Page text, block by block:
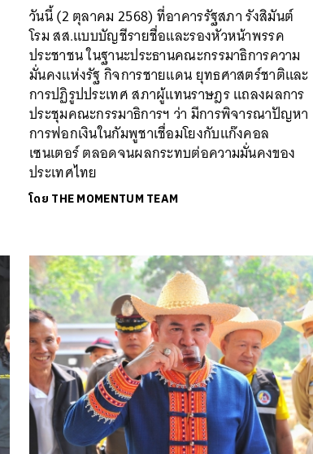
วันนี้ (2 ตุลาคม 2568) ที่อาคารรัฐสภา รังสิมันต์
โรม สส.แบบบัญชีรายชื่อและรองหัวหน้าพรรค
ประชาชน ในฐานะประธานคณะกรรมาธิการความ
มั่นคงแห่งรัฐ กิจการชายแดน ยุทธศาสตร์ชาติและ
การปฏิรูปประเทศ สภาผู้แทนราษฎร แถลงผลการ
ประชุมคณะกรรมาธิการฯ ว่า มีการพิจารณาปัญหา
การฟอกเงินในกัมพูชาเชื่อมโยงกับแก๊งคอล
เซนเตอร์ ตลอดจนผลกระทบต่อความมั่นคงของ
ประเทศไทย
โดย THE MOMENTUM TEAM